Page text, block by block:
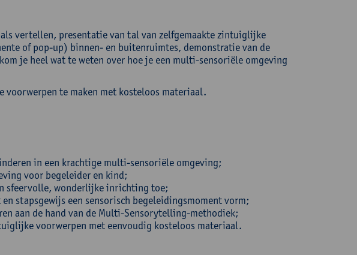
vertellen, presentatie van tal van zelfgemaakte zintuiglijke
of pop-up) binnen- en buitenruimtes, demonstratie van de
je heel wat te weten over hoe je een multi-sensoriële omgeving
te maken met kosteloos materiaal.
in een krachtige multi-sensoriële omgeving;
voor begeleider en kind;
sfeervolle, wonderlijke inrichting toe;
stapsgewijs een sensorisch begeleidingsmoment vorm;
aan de hand van de Multi-Sensorytelling-methodiek;
voorwerpen met eenvoudig kosteloos materiaal.